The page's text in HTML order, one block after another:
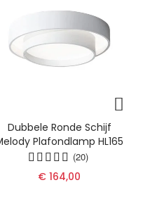
Dubbele Ronde Schijf
Plafondlamp HL165
(20)
€ 164,00